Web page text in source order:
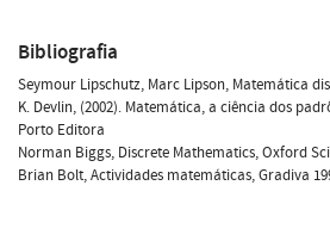
Bibliografia
Seymour Lipschutz, Marc Lipson, Matemática
K. Devlin, (2002). Matemática, a ciência dos
Porto Editora
Norman Biggs, Discrete Mathematics, Oxford
Brian Bolt, Actividades matemáticas, Gradiva